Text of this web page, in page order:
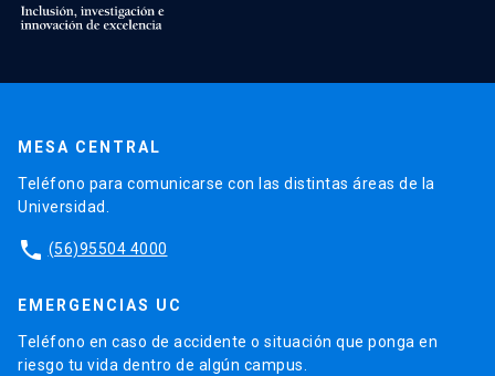
MESA CENTRAL
Teléfono para comunicarse con las distintas áreas de la
Universidad.
phone (56)95504 4000
EMERGENCIAS UC
Teléfono en caso de accidente o situación que ponga en
riesgo tu vida dentro de algún campus.